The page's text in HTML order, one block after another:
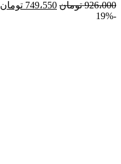
926،000 تومان 749،550 تومان
-19%